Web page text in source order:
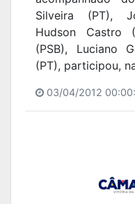
Silveira (PT),
Hudson Castro
(PSB), Luciano
(PT), participou,
03/04/2012